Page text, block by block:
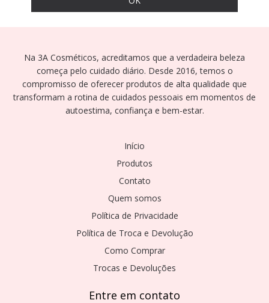
Na 3A Cosméticos, acreditamos que a verdadeira beleza
começa pelo cuidado diário. Desde 2016, temos o
compromisso de oferecer produtos de alta qualidade que
transformam a rotina de cuidados pessoais em momentos de
autoestima, confiança e bem-estar.
Início
Produtos
Contato
Quem somos
Política de Privacidade
Política de Troca e Devolução
Como Comprar
Trocas e Devoluções
Entre em contato